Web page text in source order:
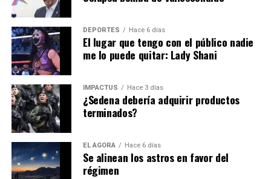
Hasta la fecha todavía es un misterio el motivo de la
renuncia de
Alfredo Vázquez… pero es de sabios
cambiar de opinión y la decisión está en el escritorio de
Pedro Rodríguez
un trabajo conjunto.
DEPORTES Hace 6 días
El lugar que tengo con el público nadie
me lo puede quitar: Lady Shani
IMPACTUS Hace 3 días
¿Sedena debería adquirir productos
terminados?
EL ÁGORA Hace 6 días
Se alinean los astros en favor del
régimen